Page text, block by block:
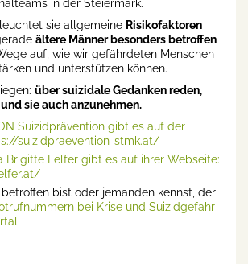
in der Steiermark.
sie allgemeine Risikofaktoren
ältere Männer besonders betroffen
auf, wie wir gefährdeten Menschen
und unterstützen können.
über suizidale Gedanken reden,
sie auch anzunehmen.
Suizidprävention gibt es auf der
suizidpraevention-stmk.at/⁠
Brigitte Felfer gibt es auf ihrer Webseite:
bist oder jemanden kennst, der
bei Krise und Suizidgefahr